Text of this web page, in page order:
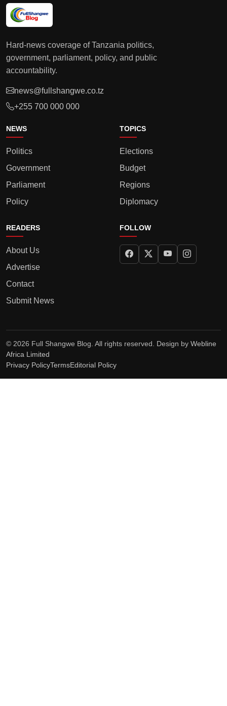
Hard-news coverage of Tanzania politics,
government, parliament, policy, and public
accountability.
news@fullshangwe.co.tz
+255 700 000 000
NEWS
Politics
Government
Parliament
Policy
TOPICS
Elections
Budget
Regions
Diplomacy
READERS
About Us
Advertise
Contact
Submit News
FOLLOW
© 2026 Full Shangwe Blog. All rights reserved. Design by Webline
Africa Limited
Privacy PolicyTermsEditorial Policy